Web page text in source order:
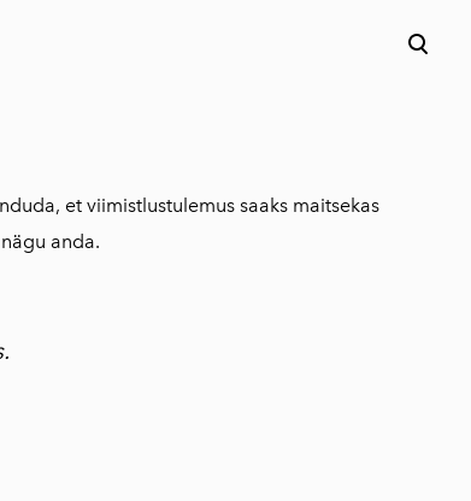
et viimistlustulemus saaks maitsekas
anda.